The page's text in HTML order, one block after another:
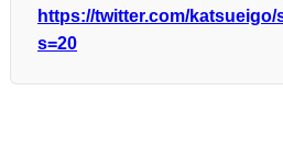
https://twitter.com/katsueigo/
s=20